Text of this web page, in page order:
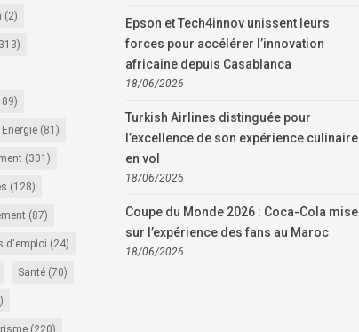
(2)
Energie(81)
(301)
(128)
(87)
d'emploi (24)
Santé(70)
(220)
Epson et Tech4innov unissent leurs
forces pour accélérer l’innovation
africaine depuis Casablanca
18/06/2026
Turkish Airlines distinguée pour
l’excellence de son expérience culinaire
en vol
18/06/2026
Coupe du Monde 2026 : Coca-Cola mise
sur l’expérience des fans au Maroc
18/06/2026